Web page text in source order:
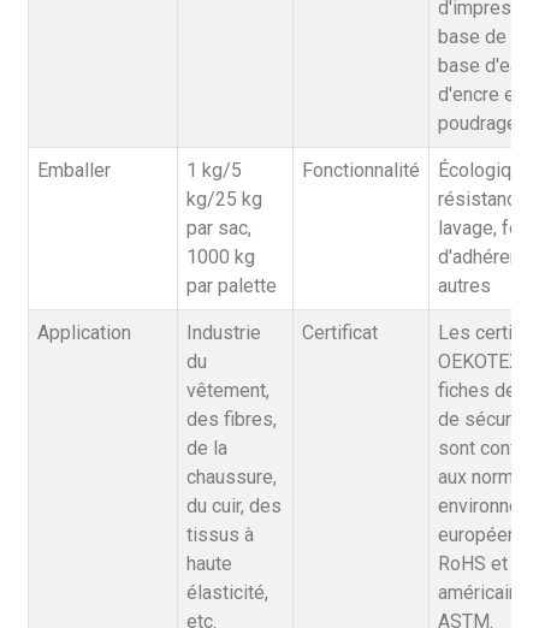
base de
base d'eau,
d'encre et
poudrage
Emballer
1 kg/5
kg/25 kg
par sac,
1000 kg
par palette
Fonctionnalité
Écologique,
résistance
lavage,
autres
Application
Industrie
du
vêtement,
des fibres,
de la
chaussure,
du cuir, des
tissus à
haute
élasticité,
etc.
Certificat
Les
OEKOTEX
fiches de
de sécurité
sont
aux normes
RoHS et
américaines
ASTM.